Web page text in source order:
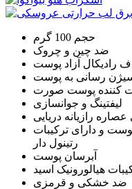
حجم 100 گرم
ضد چین و چروک
رادیکال آزاد پوست
رسانی به پوست
کننده پوست صورت
لیفتینگ و جوانسازی
رازیانه دریایی
و دارای ترکیبات
رتینول دار
آبرسان پوست
هیالورونیک اسید
ضد خشکی و قرمزی